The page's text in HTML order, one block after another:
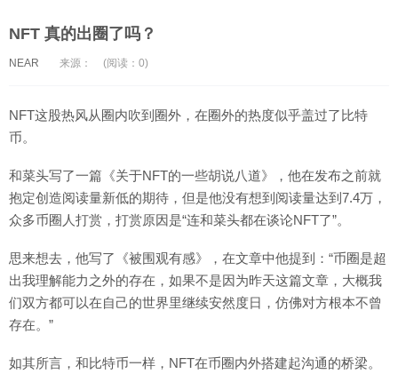
NFT 真的出圈了吗？
NEAR 来源： (阅读：0)
NFT这股热风从圈内吹到圈外，在圈外的热度似乎盖过了比特
币。
和菜头写了一篇《关于NFT的一些胡说八道》，他在发布之前就
抱定创造阅读量新低的期待，但是他没有想到阅读量达到7.4万，
众多币圈人打赏，打赏原因是“连和菜头都在谈论NFT了”。
思来想去，他写了《被围观有感》，在文章中他提到：“币圈是超
出我理解能力之外的存在，如果不是因为昨天这篇文章，大概我
们双方都可以在自己的世界里继续安然度日，仿佛对方根本不曾
存在。”
如其所言，和比特币一样，NFT在币圈内外搭建起沟通的桥梁。